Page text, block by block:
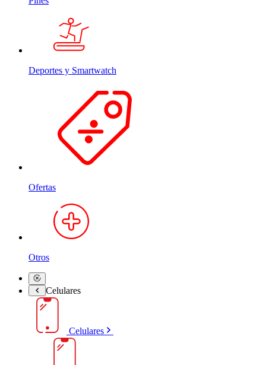
Deportes y Smartwatch
Ofertas
Otros
Celulares
Celulares